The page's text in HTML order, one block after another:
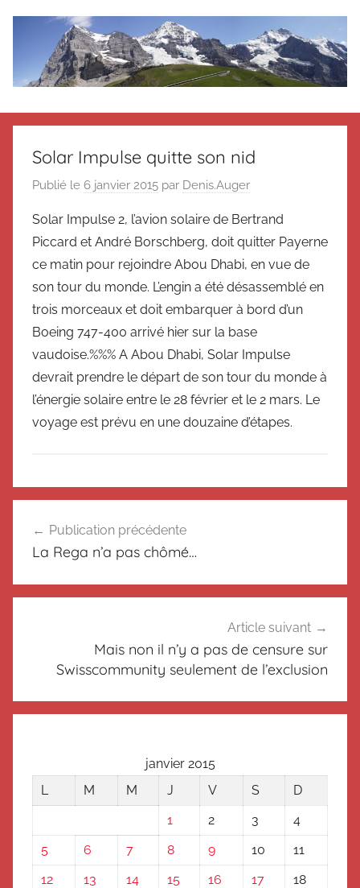
Le
blog
de
Suisse
Magazine
Suisse
Suisse
Messager
Suisse
Solar Impulse quitte son nid
Publié le 6 janvier 2015 par Denis.Auger
Solar Impulse 2, l’avion solaire de Bertrand
Piccard et André Borschberg, doit quitter Payerne
ce matin pour rejoindre Abou Dhabi, en vue de
son tour du monde. L’engin a été désassemblé en
trois morceaux et doit embarquer à bord d’un
Boeing 747-400 arrivé hier sur la base
vaudoise.%%% A Abou Dhabi, Solar Impulse
devrait prendre le départ de son tour du monde à
l’énergie solaire entre le 28 février et le 2 mars. Le
voyage est prévu en une douzaine d’étapes.
N
c
l
de
Publication précédente
La Rega n’a pas chômé…
Article suivant
Mais non il n’y a pas de censure sur
Swisscommunity seulement de l’exclusion
janvier 2015
L
M M J V S
D
1
2 3
4
5
6 7 8 9 10
11
12
13 14 15 16 17
18